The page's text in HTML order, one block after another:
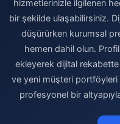
hizmetlerinizle ilgilenen
bir şekilde ulaşabilirsiniz.
düşürürken kurumsal
hemen dahil olun.
ekleyerek dijital
ve yeni müşteri portföyleri
profesyonel bir